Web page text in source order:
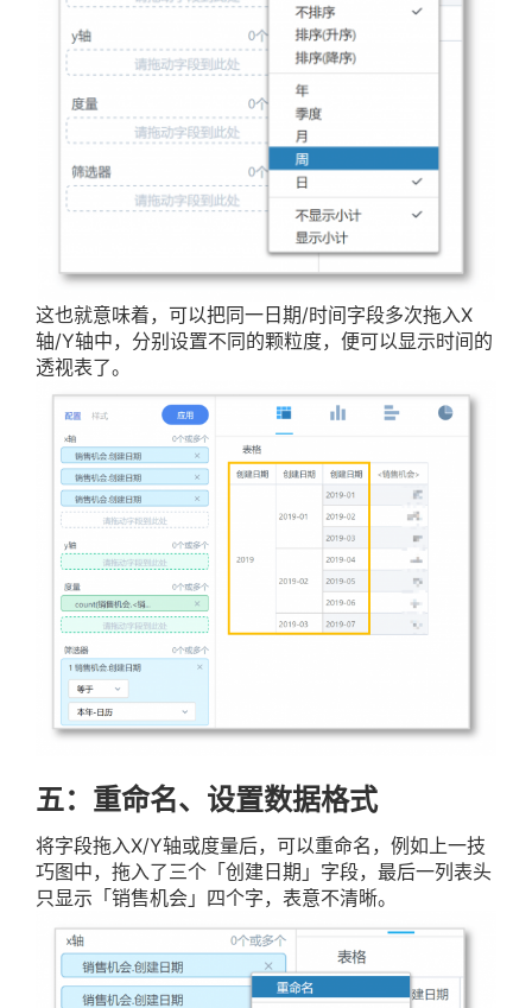
这也就意味着，可以把同一日期/时间字段多次拖入X
轴/Y轴中，分别设置不同的颗粒度，便可以显示时间的
透视表了。
五：重命名、设置数据格式
将字段拖入X/Y轴或度量后，可以重命名，例如上一技
巧图中，拖入了三个「创建日期」字段，最后一列表头
只显示「销售机会」四个字，表意不清晰。